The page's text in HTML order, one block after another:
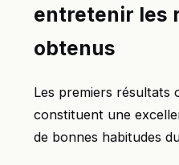
entretenir les
obtenus
Les premiers résultats
constituent une
de bonnes habitudes